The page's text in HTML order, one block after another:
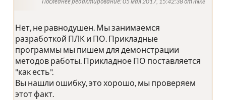
Нет, не равнодушен. Мы занимаемся
разработкой ПЛК и ПО. Прикладные
программы мы пишем для демонстрации
методов работы. Прикладное ПО поставляется
"как есть".
Вы нашли ошибку, это хорошо, мы проверяем
этот факт.